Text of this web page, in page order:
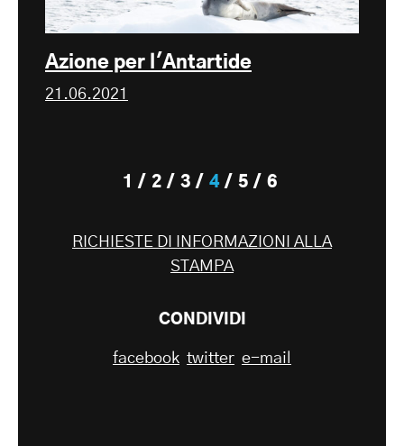
Azione per l'Antartide
21.06.2021
1 2 3 4 5 6
RICHIESTE DI INFORMAZIONI ALLA
STAMPA
CONDIVIDI
facebook twitter e-mail